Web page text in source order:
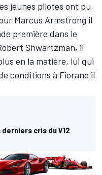
jeunes pilotes ont pu
Marcus Armstrong il
première dans le
Shwartzman, il
en la matière, lui qui
conditions à Fiorano il
cris du V12